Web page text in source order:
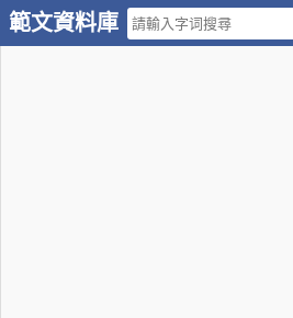
範文資料庫